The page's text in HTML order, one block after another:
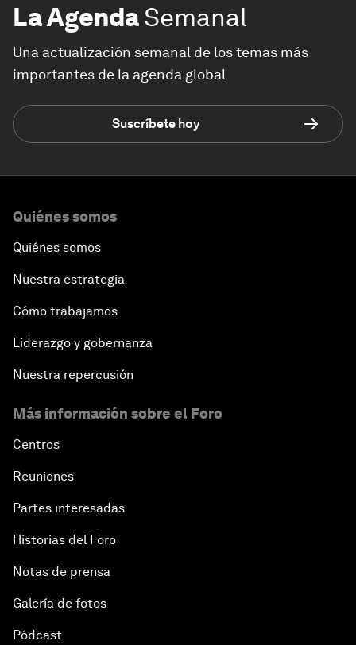
La AgendaSemanal
Una actualización semanal de los temas más
importantes de la agenda global
Suscríbete hoy
Quiénes somos
Quiénes somos
Nuestra estrategia
Cómo trabajamos
Liderazgo y gobernanza
Nuestra repercusión
Más información sobre el Foro
Centros
Reuniones
Partes interesadas
Historias del Foro
Notas de prensa
Galería de fotos
Pódcast